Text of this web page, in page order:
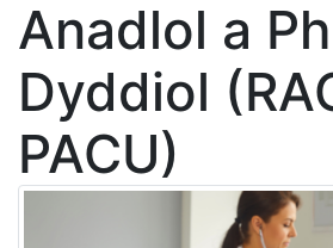
Anadlol a
Dyddiol
PACU)